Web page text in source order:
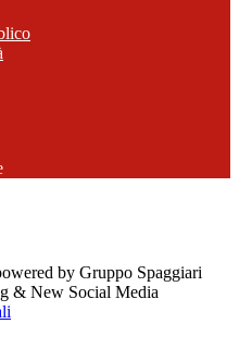
by Gruppo Spaggiari
& New Social Media